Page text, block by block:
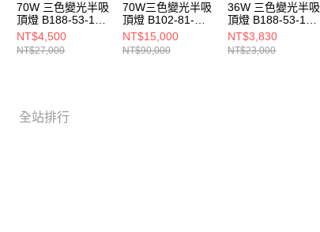
70W 三色變光半吸
頂燈 B188-53-12-
0615
NT$4,500
NT$27,000
70W三色變光半吸
頂燈 B102-81-
21721
NT$15,000
NT$90,000
36W 三色變光半吸
頂燈 B188-53-12-
0264
NT$3,830
NT$23,000
全站排行